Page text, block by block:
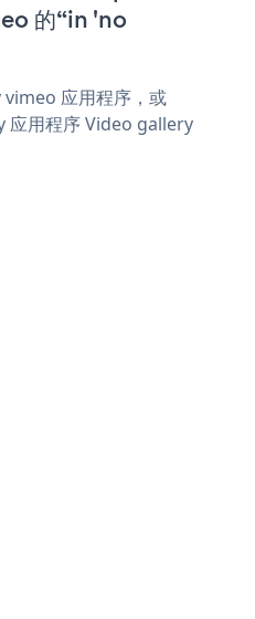
的“in 'no
应用程序，或
用程序 Video gallery